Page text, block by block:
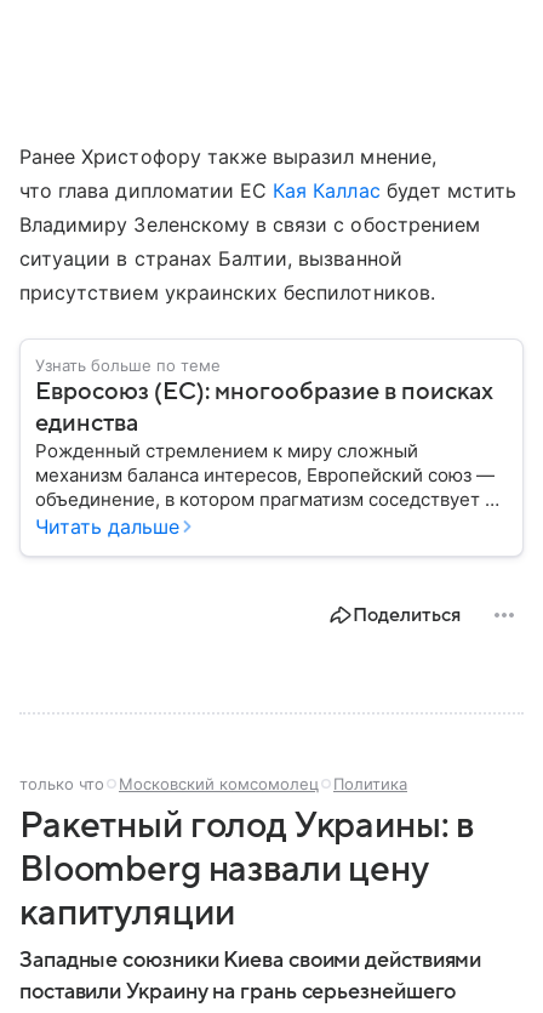
Ранее Христофору также выразил мнение,
что глава дипломатии ЕС Кая Каллас будет мстить
Владимиру Зеленскому в связи с обострением
ситуации в странах Балтии, вызванной
присутствием украинских беспилотников.
Узнать больше по теме
Евросоюз (ЕС): многообразие в поисках
единства
Рожденный стремлением к миру сложный
механизм баланса интересов, Европейский союз —
объединение, в котором прагматизм соседствует с
идеализмом. Амбициозный проект превратил
Читать дальше
Поделиться
только что Московский комсомолец Политика
Ракетный голод Украины: в
Bloomberg назвали цену
капитуляции
Западные союзники Киева своими действиями
поставили Украину на грань серьезнейшего